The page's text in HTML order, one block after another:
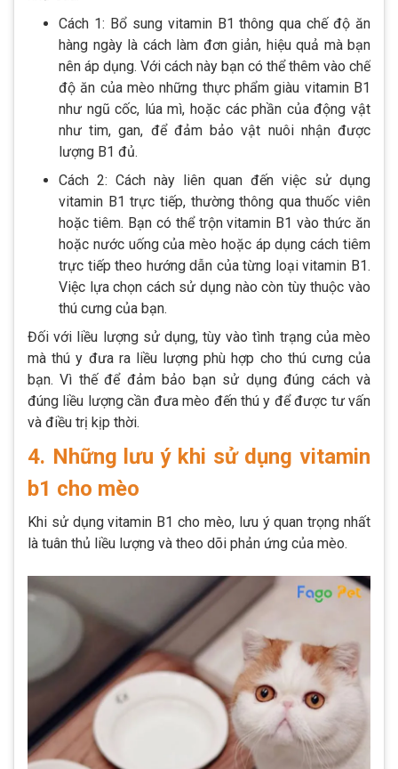
Cách 1: Bổ sung vitamin B1 thông qua chế độ ăn
hàng ngày là cách làm đơn giản, hiệu quả mà bạn
nên áp dụng. Với cách này bạn có thể thêm vào chế
độ ăn của mèo những thực phẩm giàu vitamin B1
như ngũ cốc, lúa mì, hoặc các phần của động vật
như tim, gan, để đảm bảo vật nuôi nhận được
lượng B1 đủ.
Cách 2: Cách này liên quan đến việc sử dụng
vitamin B1 trực tiếp, thường thông qua thuốc viên
hoặc tiêm. Bạn có thể trộn vitamin B1 vào thức ăn
hoặc nước uống của mèo hoặc áp dụng cách tiêm
trực tiếp theo hướng dẫn của từng loại vitamin B1.
Việc lựa chọn cách sử dụng nào còn tùy thuộc vào
thú cưng của bạn.
Đối với liều lượng sử dụng, tùy vào tình trạng của mèo
mà thú y đưa ra liều lượng phù hợp cho thú cưng của
bạn. Vì thế để đảm bảo bạn sử dụng đúng cách và
đúng liều lượng cần đưa mèo đến thú y để được tư vấn
và điều trị kịp thời.
4. Những lưu ý khi sử dụng vitamin
b1 cho mèo
Khi sử dụng vitamin B1 cho mèo, lưu ý quan trọng nhất
là tuân thủ liều lượng và theo dõi phản ứng của mèo.